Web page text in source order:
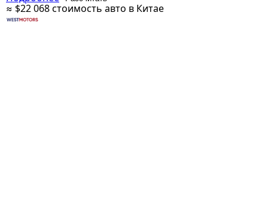
≈ $22 068стоимость авто в Китае